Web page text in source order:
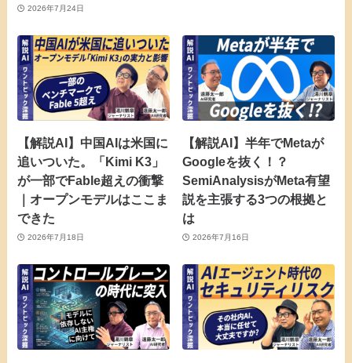
2026年7月24日
【解説AI】中国AIは米国に
追いついた。「Kimi K3」
が一部でFable超えの衝撃
｜オープンモデルはここま
できた
2026年7月18日
【解説AI】半年でMetaが
Googleを抜く！？
SemiAnalysisがMeta有望
説を主張する3つの根拠と
は
2026年7月16日